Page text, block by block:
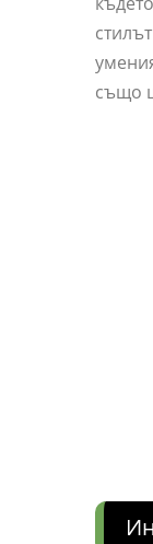
също